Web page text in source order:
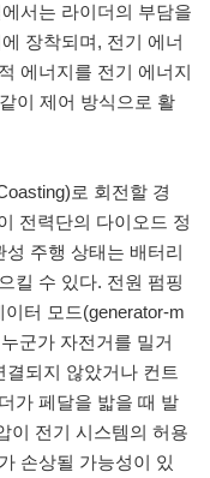
서는 라이더의 부담을
장착되며, 전기 에너
에너지를 전기 에너지
이 제어 방식으로 활
로 회전할 경
전력단의 다이오드 정
주행 상태는 배터리
킬 수 있다. 전원 펌핑
터 모드(generator-m
군가 자전거를 밀거
되지 않았거나 컨트
가 페달을 밟을 때 발
이 전기 시스템의 허용
손상될 가능성이 있